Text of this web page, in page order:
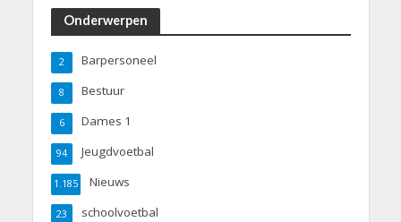
Onderwerpen
Barpersoneel
2
Bestuur
8
Dames 1
6
Jeugdvoetbal
94
Nieuws
1.185
schoolvoetbal
23